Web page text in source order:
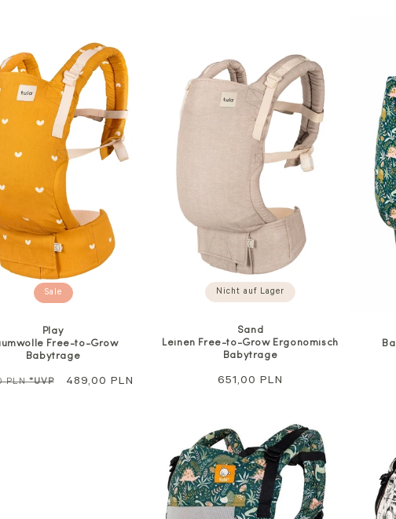
Sale
Play
Free-to-Grow
Babytrage
PLN*UVP Sale
489,00 PLN
Nicht auf Lager
Sand
Leinen Free-to-Grow Ergonomisch
Babytrage
Regulärer
651,00 PLN